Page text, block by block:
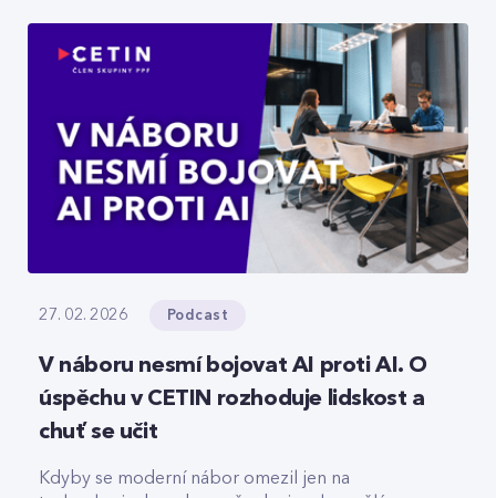
prázdné O2 areně nebo komu už dnes
spolehlivě slouží privátní 5G sítě.
27. 02. 2026 Podcast
V náboru nesmí bojovat AI proti AI. O
úspěchu v CETIN rozhoduje lidskost a
chuť se učit
Kdyby se moderní nábor omezil jen na